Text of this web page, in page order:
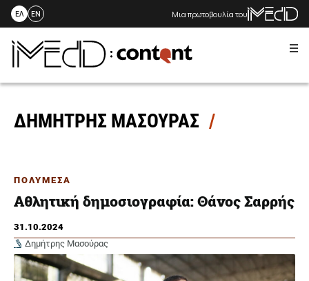
Skip
content
ΕΛ EN Μια πρωτοβουλία του
ΔΗΜΗΤΡΗΣ ΜΑΣΟΥΡΑΣ
ΠΟΛΥΜΕΣΑ
Αθλητική δημοσιογραφία: Θάνος Σαρρής
31.10.2024
Δημήτρης Μασούρας